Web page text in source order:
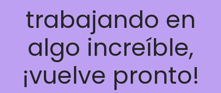
trabajando en
algo increíble,
¡vuelve pronto!